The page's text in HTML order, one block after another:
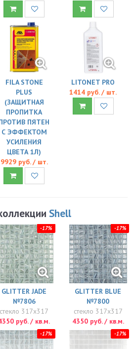
FILA STONE
PLUS
(ЗАЩИТНАЯ
ПРОПИТКА
ПЯТЕН
С ЭФФЕКТОМ
УСИЛЕНИЯ
ЦВЕТА 1Л)
9929 руб. / шт.
LITONET PRO
1414 руб. / шт.
Shell
-17%
GLITTER JADE
№7806
стекло 317x317
руб. / кв.м.
-17%
GLITTER BLUE
№7800
стекло 317x317
4350 руб. / кв.м.
-17% -17%